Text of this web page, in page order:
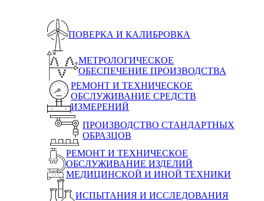
ПОВЕРКА И КАЛИБРОВКА
МЕТРОЛОГИЧЕСКОЕ
ОБЕСПЕЧЕНИЕ ПРОИЗВОДСТВА
РЕМОНТ И ТЕХНИЧЕСКОЕ
ОБСЛУЖИВАНИЕ СРЕДСТВ
ИЗМЕРЕНИЙ
ПРОИЗВОДСТВО СТАНДАРТНЫХ
ОБРАЗЦОВ
РЕМОНТ И ТЕХНИЧЕСКОЕ
ОБСЛУЖИВАНИЕ ИЗДЕЛИЙ
МЕДИЦИНСКОЙ И ИНОЙ ТЕХНИКИ
ИСПЫТАНИЯ И ИССЛЕДОВАНИЯ